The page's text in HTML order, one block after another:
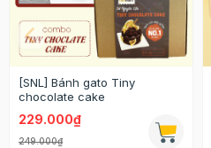
[SNL] Bánh gato Tiny
chocolate cake
229.000₫
249.000₫